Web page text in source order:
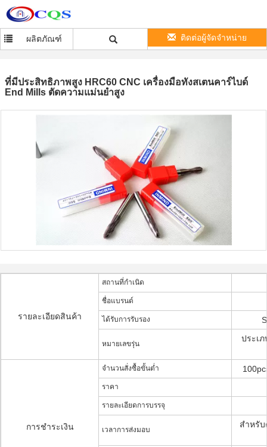
ผลิตภัณฑ์ ติดต่อผู้จัดจำหน่าย
ที่มีประสิทธิภาพสูง HRC60 CNC เครื่องมือทังสเตนคาร์ไบด์
End Mills ตัดความแม่นยำสูง
รายละเอียดสินค้า
สถานที่กำเนิด
ชื่อแบรนด์
ได้รับการรับรอง
หมายเลขรุ่น
ประเ
การชำระเงิน
จำนวนสั่งซื้อขั้นต่ำ
ราคา
รายละเอียดการบรรจุ
เวลาการส่งมอบ
สำหรั